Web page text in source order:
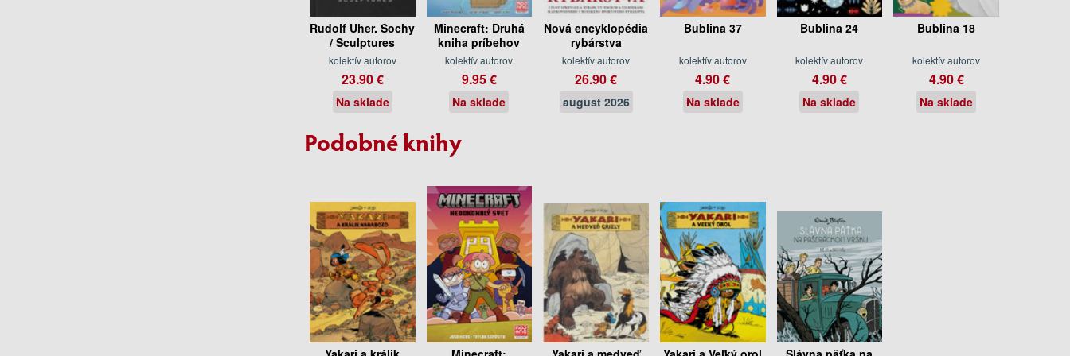
Rudolf Uher. Sochy
/ Sculptures
kolektív autorov
23.90 €
Na sklade
Minecraft: Druhá
kniha príbehov
kolektív autorov
9.95 €
Na sklade
Nová encyklopédia
rybárstva
kolektív autorov
26.90 €
august 2026
Bublina 37
kolektív autorov
4.90 €
Na sklade
Bublina 24
kolektív autorov
4.90 €
Na sklade
Bublina 18
kolektív autorov
4.90 €
Na sklade
Podobné knihy